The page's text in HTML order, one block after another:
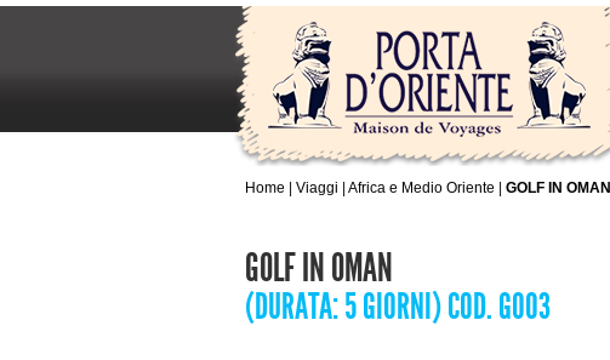
Home Viaggi Africa e Medio Oriente GOLF IN OMAN
GOLF IN OMAN
(DURATA: 5 GIORNI) COD. GO03